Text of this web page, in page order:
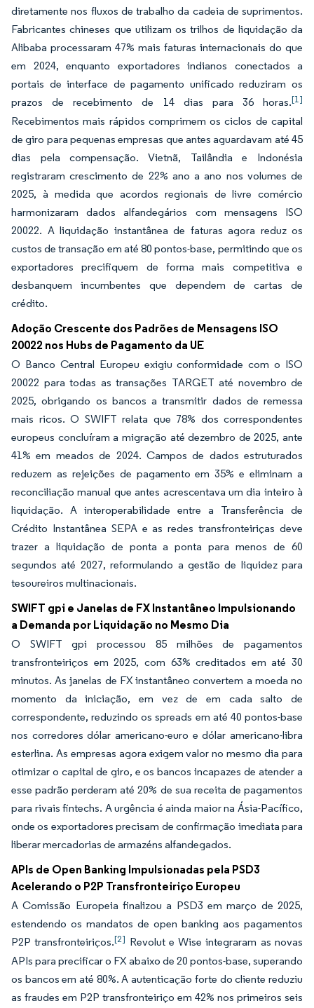
diretamente nos fluxos de trabalho da cadeia de suprimentos.
Fabricantes chineses que utilizam os trilhos de liquidação da
Alibaba processaram 47% mais faturas internacionais do que
em 2024, enquanto exportadores indianos conectados a
portais de interface de pagamento unificado reduziram os
prazos de recebimento de 14 dias para 36 horas.[1]
Recebimentos mais rápidos comprimem os ciclos de capital
de giro para pequenas empresas que antes aguardavam até 45
dias pela compensação. Vietnã, Tailândia e Indonésia
registraram crescimento de 22% ano a ano nos volumes de
2025, à medida que acordos regionais de livre comércio
harmonizaram dados alfandegários com mensagens ISO
20022. A liquidação instantânea de faturas agora reduz os
custos de transação em até 80 pontos-base, permitindo que os
exportadores precifiquem de forma mais competitiva e
desbanquem incumbentes que dependem de cartas de
crédito.
Adoção Crescente dos Padrões de Mensagens ISO
20022 nos Hubs de Pagamento da UE
O Banco Central Europeu exigiu conformidade com o ISO
20022 para todas as transações TARGET até novembro de
2025, obrigando os bancos a transmitir dados de remessa
mais ricos. O SWIFT relata que 78% dos correspondentes
europeus concluíram a migração até dezembro de 2025, ante
41% em meados de 2024. Campos de dados estruturados
reduzem as rejeições de pagamento em 35% e eliminam a
reconciliação manual que antes acrescentava um dia inteiro à
liquidação. A interoperabilidade entre a Transferência de
Crédito Instantânea SEPA e as redes transfronteiriças deve
trazer a liquidação de ponta a ponta para menos de 60
segundos até 2027, reformulando a gestão de liquidez para
tesoureiros multinacionais.
SWIFT gpi e Janelas de FX Instantâneo Impulsionando
a Demanda por Liquidação no Mesmo Dia
O SWIFT gpi processou 85 milhões de pagamentos
transfronteiriços em 2025, com 63% creditados em até 30
minutos. As janelas de FX instantâneo convertem a moeda no
momento da iniciação, em vez de em cada salto de
correspondente, reduzindo os spreads em até 40 pontos-base
nos corredores dólar americano-euro e dólar americano-libra
esterlina. As empresas agora exigem valor no mesmo dia para
otimizar o capital de giro, e os bancos incapazes de atender a
esse padrão perderam até 20% de sua receita de pagamentos
para rivais fintechs. A urgência é ainda maior na Ásia-Pacífico,
onde os exportadores precisam de confirmação imediata para
liberar mercadorias de armazéns alfandegados.
APIs de Open Banking Impulsionadas pela PSD3
Acelerando o P2P Transfronteiriço Europeu
A Comissão Europeia finalizou a PSD3 em março de 2025,
estendendo os mandatos de open banking aos pagamentos
P2P transfronteiriços.[2] Revolut e Wise integraram as novas
APIs para precificar o FX abaixo de 20 pontos-base, superando
os bancos em até 80%. A autenticação forte do cliente reduziu
as fraudes em P2P transfronteiriço em 42% nos primeiros seis